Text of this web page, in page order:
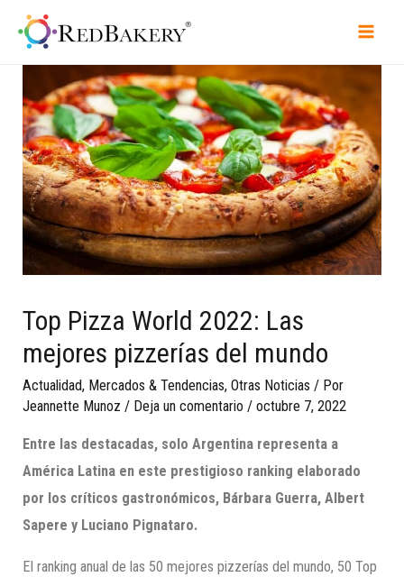
Top Pizza World 2022: Las
mejores pizzerías del mundo
Actualidad, Mercados & Tendencias,Otras Noticias / Por
Jeannette Munoz / Deja un comentario /octubre 7, 2022
Entre las destacadas, solo Argentina representa a
América Latina en este prestigioso ranking elaborado
por los críticos gastronómicos, Bárbara Guerra, Albert
Sapere y Luciano Pignataro.
El ranking anual de las 50 mejores pizzerías del mundo, 50 Top